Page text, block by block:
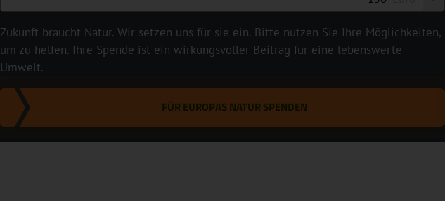
Zukunft braucht Natur. Wir setzen uns für sie ein. Bitte nutzen Sie Ihre Möglichkeiten,
um zu helfen. Ihre Spende ist ein wirkungsvoller Beitrag für eine lebenswerte
Umwelt.
FÜR EUROPAS NATUR SPENDEN